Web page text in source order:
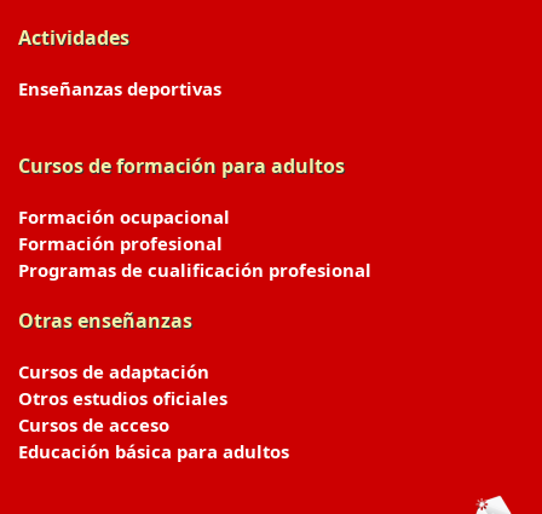
Actividades
Enseñanzas deportivas
Cursos de formación para adultos
Formación ocupacional
Formación profesional
Programas de cualificación profesional
Otras enseñanzas
Cursos de adaptación
Otros estudios oficiales
Cursos de acceso
Educación básica para adultos